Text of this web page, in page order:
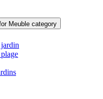
Meuble category